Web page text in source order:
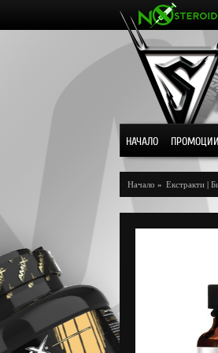
НАЧАЛО ПРОМОЦИИ
Начало » Екстракти |